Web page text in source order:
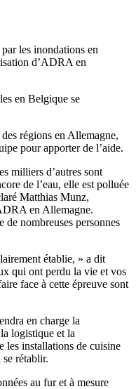
les inondations en
d’ADRA en
en Belgique se
régions en Allemagne,
pour apporter de l’aide.
milliers d’autres sont
de l’eau, elle est polluée
Matthias Munz,
en Allemagne.
nombreuses personnes
établie, » a dit
qui ont perdu la vie et vos
face à cette épreuve sont
en charge la
logistique et la
les installations de cuisine
rétablir.
au fur et à mesure